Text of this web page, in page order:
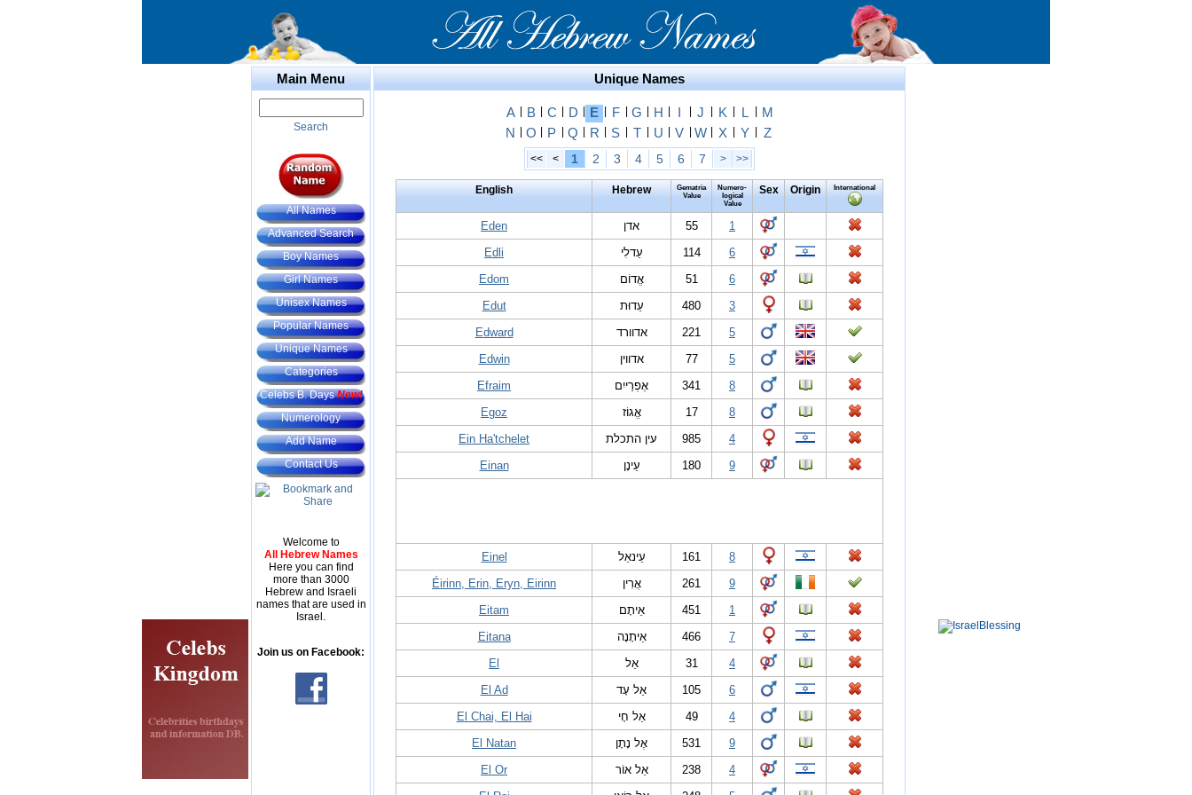
Main Menu
Search
All Names
Advanced Search
Boy Names
Girl Names
Unisex Names
Popular Names
Unique Names
Categories
Celebs B. DaysNew!
Numerology
Add Name
Contact Us
Welcome to
All Hebrew Names
Here you can find
more than 3000
Hebrew and Israeli
names that are used in
Israel.
Join us on Facebook:
Unique Names
A B C D E F G H I J K L
M
N
O P Q R S T U V W X Y Z
<< < 1 2 3 4 5 6 7 > >>
English Hebrew
Gematria
Value
Numero-
logical
Value
Sex Origin International
Eden אדן 55
1
Edli
עֵדלִי 114
6
Edom
אֱדוֹם 51
6
Edut
עֵדוּת 480
3
Edward
אדוורד 221
5
Edwin
אדווין 77
5
Efraim
אֶפְרַייִם 341
8
Egoz
אֱגוֹז 17
8
Ein Ha'tchelet
עין התכלת 985
4
Einan
עֵינָן 180 9
Einel עֵינאֵל 161
8
Éirinn, Erin, Eryn, Eirinn
אֲרִין 261
9
Eitam
אֵיתָם 451
1
Eitana
אֵיתָנָה 466
7
El
אֵל 31
4
El Ad
אֵל עָד 105
6
El Chai, El Hai
אֵל חָי 49
4
El Natan
אֶל נָתָן 531
9
El Or
אֵל אוֹר 238
4